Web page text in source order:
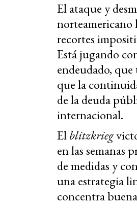
El ataque y
norteamericano
recortes
Está jugando
endeudado,
que la
de la deuda
internacional.
Elblitzkrieg
en las semanas
de medidas y
una estrategia
concentra